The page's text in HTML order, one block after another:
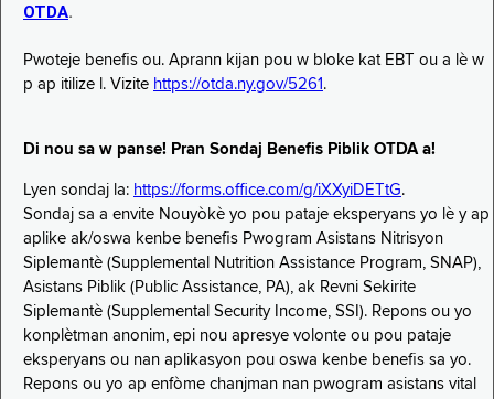
OTDA.
Pwoteje benefis ou. Aprann kijan pou w bloke kat EBT ou a lè w
p ap itilize l. Vizite https://otda.ny.gov/5261 .
Di nou sa w panse! Pran Sondaj Benefis Piblik OTDA a!
Lyen sondaj la: https://forms.office.com/g/iXXyiDETtG.
Sondaj sa a envite Nouyòkè yo pou pataje eksperyans yo lè y ap
aplike ak/oswa kenbe benefis Pwogram Asistans Nitrisyon
Siplemantè (Supplemental Nutrition Assistance Program, SNAP),
Asistans Piblik (Public Assistance, PA), ak Revni Sekirite
Siplemantè (Supplemental Security Income, SSI). Repons ou yo
konplètman anonim, epi nou apresye volonte ou pou pataje
eksperyans ou nan aplikasyon pou oswa kenbe benefis sa yo.
Repons ou yo ap enfòme chanjman nan pwogram asistans vital